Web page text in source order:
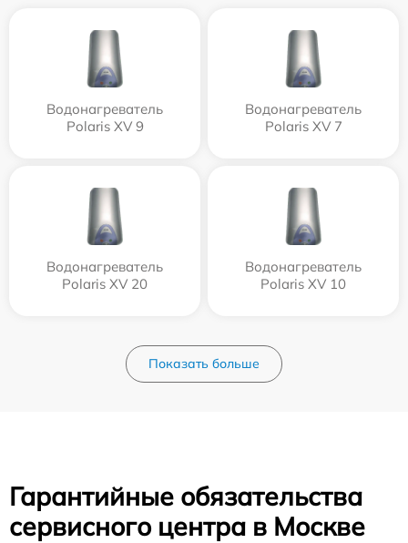
Водонагреватель
Polaris XV 9
Водонагреватель
Polaris XV 7
Водонагреватель
Polaris XV 20
Водонагреватель
Polaris XV 10
Показать больше
Гарантийные обязательства
сервисного центра в Москве